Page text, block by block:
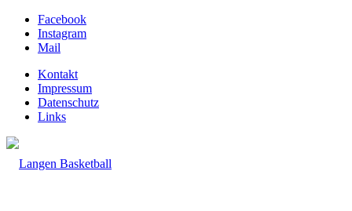
Facebook
Instagram
Mail
Kontakt
Impressum
Datenschutz
Links